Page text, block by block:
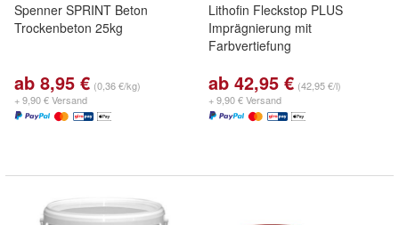
Spenner SPRINT Beton
Trockenbeton 25kg
ab 8,95 € (0,36 €/kg)
+ 9,90 € Versand
Lithofin Fleckstop PLUS
Imprägnierung mit
Farbvertiefung
ab 42,95 € (42,95 €/l)
+ 9,90 € Versand